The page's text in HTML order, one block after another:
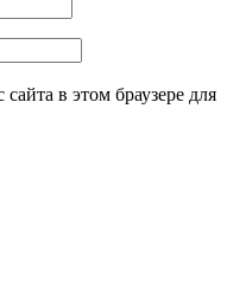
в этом браузере для